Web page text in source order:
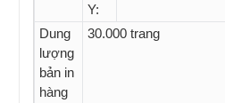
Y:
Dung
lượng
bản in
hàng
30.000 trang